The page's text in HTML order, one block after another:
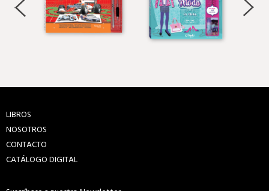
LIBROS
NOSOTROS
CONTACTO
CATÁLOGO DIGITAL